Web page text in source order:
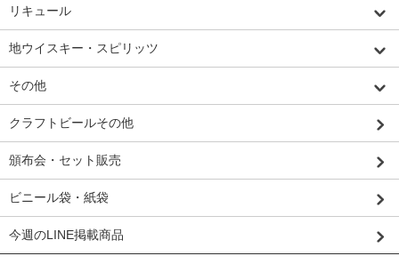
リキュール
地ウイスキー・スピリッツ
その他
クラフトビールその他
頒布会・セット販売
ビニール袋・紙袋
今週のLINE掲載商品